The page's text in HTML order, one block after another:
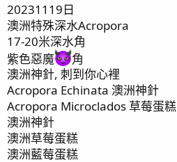
20231119日
澳洲特殊深水Acropora
17-20米深水角
紫色惡魔
角
澳洲神針, 刺到你心裡
Acropora Echinata 澳洲神針
Acropora Microclados 草莓蛋糕
澳洲神針
澳洲草莓蛋糕
澳洲藍莓蛋糕